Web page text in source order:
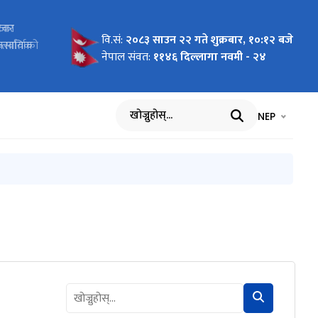
To
of
सूचना
वि.सं: २०८३ साउन २२ गते शुक्रबार, १०:१२ बजे
नेपाल संवत: ११४६ दिल्लागा नवमी - २४
खोज्नुहोस् भाषा चयन
NEP